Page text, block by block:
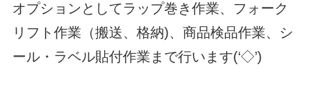
オプションとしてラップ巻き作業、フォーク
リフト作業（搬送、格納)、商品検品作業、シ
ール・ラベル貼付作業まで行います(‘◇’)ゞ